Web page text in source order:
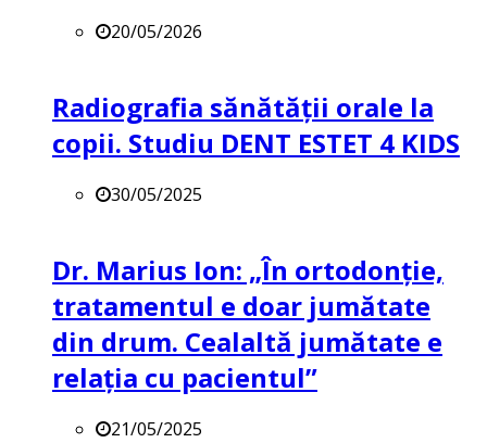
20/05/2026
Radiografia sănătății orale la
copii. Studiu DENT ESTET 4 KIDS
30/05/2025
Dr. Marius Ion: „În ortodonție,
tratamentul e doar jumătate
din drum. Cealaltă jumătate e
relația cu pacientul”
21/05/2025